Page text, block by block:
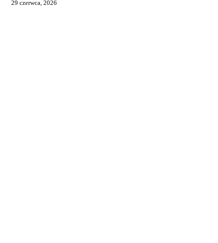
29 czerwca, 2026